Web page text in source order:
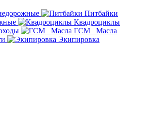
Питбайки
Квадроциклы
ГСМ _Масла
Экипировка